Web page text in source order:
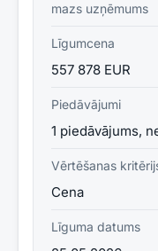
mazs uzņēmums
Līgumcena
557 878 EUR
Piedāvājumi
1 piedāvājums,
Vērtēšanas
Cena
Līguma datums